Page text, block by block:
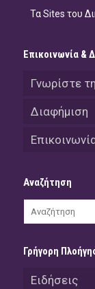
Τα Sites του
Επικοινωνία &
Γνωρίστε
Διαφήμιση
Αναζήτηση
Γρήγορη
Ειδήσεις